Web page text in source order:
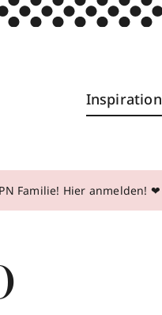
Inspiration
Familie! Hier anmelden! ❤